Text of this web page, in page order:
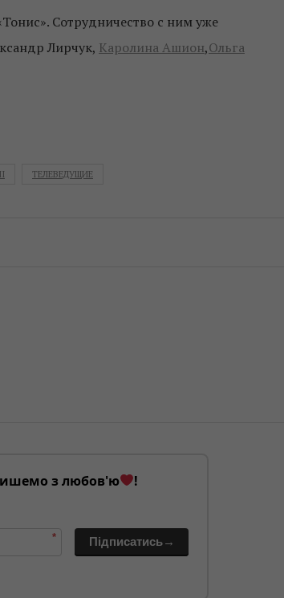
Сотрудничество с ним уже
Лирчук, Каролина Ашион,Ольга
ТЕЛЕВЕДУЩИЕ
з любов'ю !
* Підписатись→